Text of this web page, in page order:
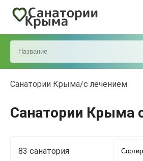
Санатории Крыма/с лечением
Санатории Крыма
83 санатория